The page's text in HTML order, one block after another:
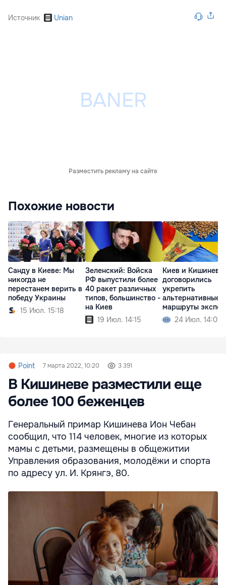
Источник Unian
Разместить рекламу на сайте
Похожие новости
Санду в Киеве: Мы
никогда не
перестанем верить в
победу Украины
15 Июл. 15:18
Зеленский: Войска
РФ выпустили более
40 ракет различных
типов, большинство -
на Киев
19 Июл. 14:15
Киев и Кишинев
договорились
укрепить
альтернативные
маршруты
зерна24 Июл. 14:09
Point 7 марта 2022, 10:20 3 391
В Кишиневе разместили еще
более 100 беженцев
Генеральный примар Кишинева Ион Чебан
сообщил, что 114 человек, многие из которых
мамы с детьми, размещены в общежитии
Управления образования, молодёжи и спорта
по адресу ул. И. Крянгэ, 80.